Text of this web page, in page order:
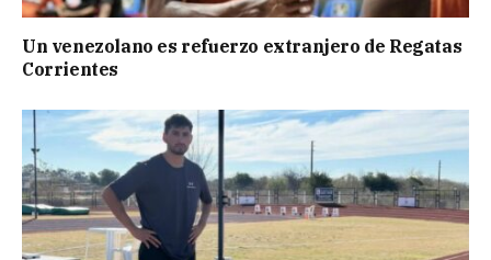
Un venezolano es refuerzo extranjero de Regatas
Corrientes